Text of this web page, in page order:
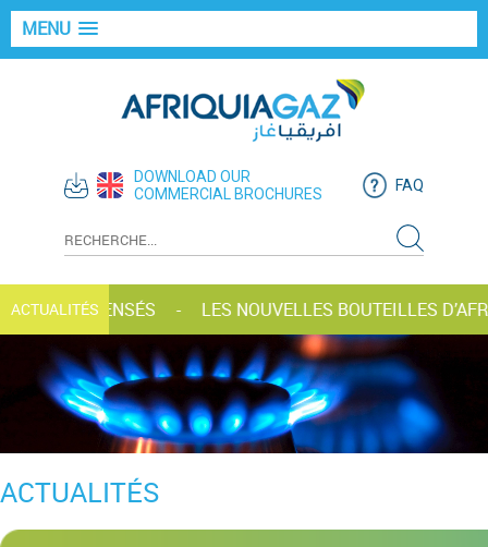
MENU
DOWNLOAD OUR
COMMERCIAL BROCHURES
FAQ
ACTUALITÉS LES NOUVELLES BOUTEILLES
ACTUALITÉS